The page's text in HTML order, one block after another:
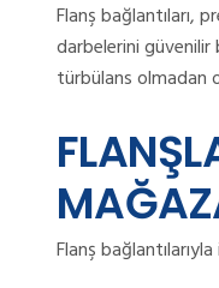
Flanş bağlantıları,
darbelerini
türbülans olmadan
Flanş